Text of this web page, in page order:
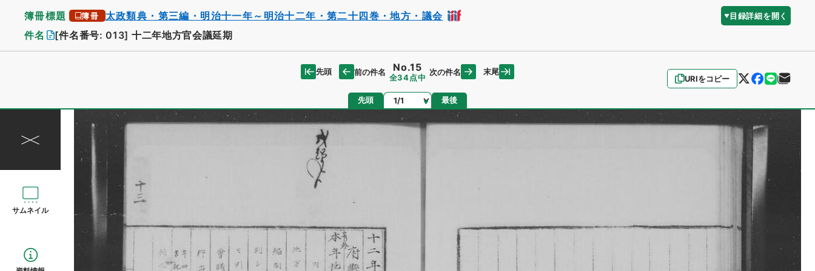
簿冊標題 簿冊 太政類典・第三編・明治十一年～明治十二年・第二十四巻・地方・議会 目録詳細を開く
件名 [件名番号: 013] 十二年地方官会議延期
URIをコピー
先頭 前の件名 No.15
全34点中
次の件名 末尾
先頭 ページ 最後
サムネイル